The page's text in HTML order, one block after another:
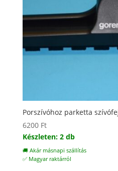
Porszívóhoz parketta
6200 Ft
Készleten: 2 db
🚚 Akár másnapi szállítás
✅ Magyar raktárról